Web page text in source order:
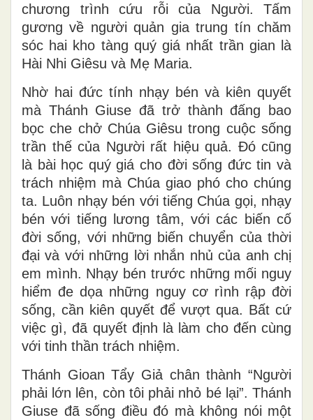
chương trình cứu rỗi của Người. Tấm
gương về người quản gia trung tín chăm
sóc hai kho tàng quý giá nhất trần gian là
Hài Nhi Giêsu và Mẹ Maria.
Nhờ hai đức tính nhạy bén và kiên quyết
mà Thánh Giuse đã trở thành đấng bao
bọc che chở Chúa Giêsu trong cuộc sống
trần thế của Người rất hiệu quả. Đó cũng
là bài học quý giá cho đời sống đức tin và
trách nhiệm mà Chúa giao phó cho chúng
ta. Luôn nhạy bén với tiếng Chúa gọi, nhạy
bén với tiếng lương tâm, với các biến cố
đời sống, với những biến chuyển của thời
đại và với những lời nhắn nhủ của anh chị
em mình. Nhạy bén trước những mối nguy
hiểm đe dọa những nguy cơ rình rập đời
sống, cần kiên quyết để vượt qua. Bất cứ
việc gì, đã quyết định là làm cho đến cùng
với tinh thần trách nhiệm.
Thánh Gioan Tẩy Giả chân thành “Người
phải lớn lên, còn tôi phải nhỏ bé lại”. Thánh
Giuse đã sống điều đó mà không nói một